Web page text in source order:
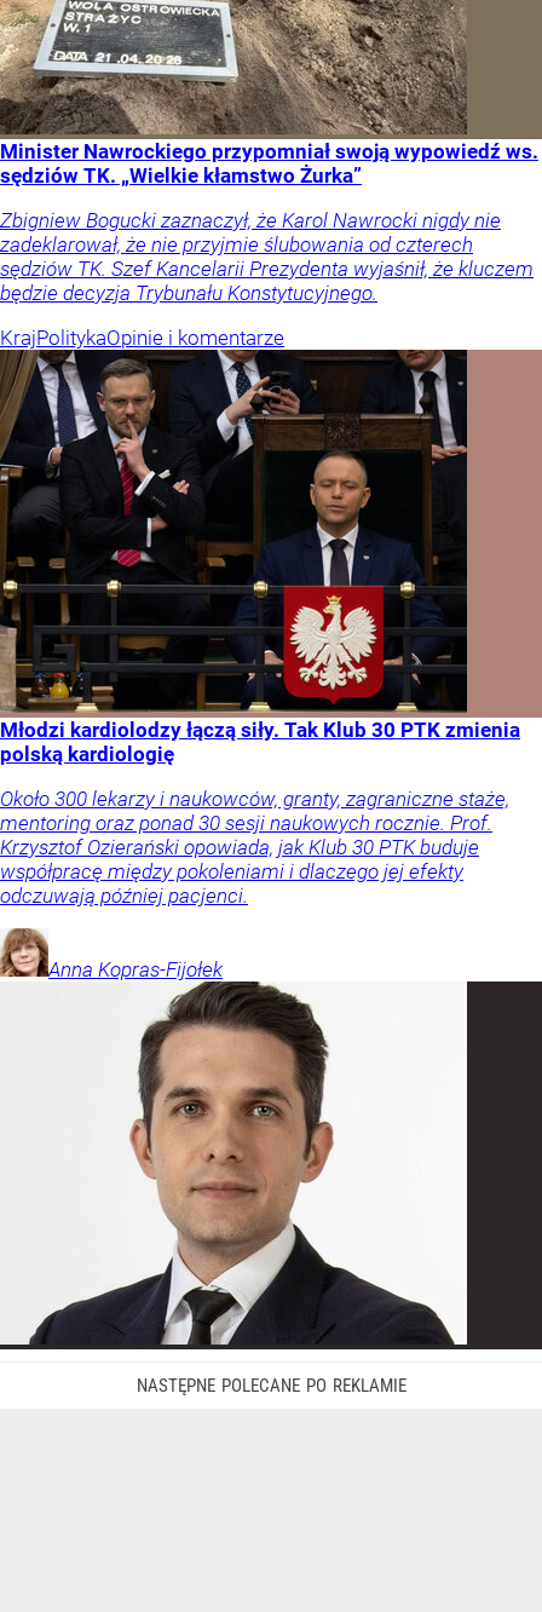
Minister Nawrockiego przypomniał swoją wypowiedź ws.
sędziów TK. „Wielkie kłamstwo Żurka”
Zbigniew Bogucki zaznaczył, że Karol Nawrocki nigdy nie
zadeklarował, że nie przyjmie ślubowania od czterech
sędziów TK. Szef Kancelarii Prezydenta wyjaśnił, że kluczem
będzie decyzja Trybunału Konstytucyjnego.
KrajPolitykaOpinie i komentarze
Młodzi kardiolodzy łączą siły. Tak Klub 30 PTK zmienia
polską kardiologię
Około 300 lekarzy i naukowców, granty, zagraniczne staże,
mentoring oraz ponad 30 sesji naukowych rocznie. Prof.
Krzysztof Ozierański opowiada, jak Klub 30 PTK buduje
współpracę między pokoleniami i dlaczego jej efekty
odczuwają później pacjenci.
Anna Kopras-Fijołek